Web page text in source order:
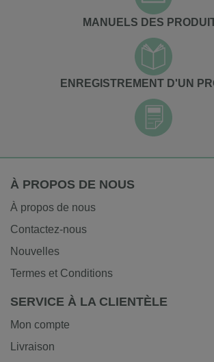
MANUELS DES
ENREGISTREMENT D'UN
À PROPOS DE NOUS
À propos de nous
Contactez-nous
Nouvelles
Termes et Conditions
SERVICE À LA CLIENTÈLE
Mon compte
Livraison